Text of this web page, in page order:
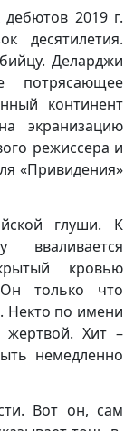
2019 г.
десятилетия.
Деларджи
континент
экранизацию
режиссера и
«Привидения»
глуши. К
вваливается
кровью
только что
Некто по имени
жертвой. Хит –
немедленно
Вот он, сам